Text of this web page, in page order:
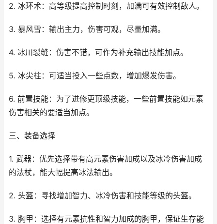
2. 冰环术：高等级提高控制时刻，加满可有效控制敌人。
3. 暴风雪：输出主力，伤害可观，尽量加满。
4. 冰川裂缝：伤害不错，可作为补充输出技能加点。
5. 冰尖柱：可适当投入一些点数，增加爆发伤害。
6. 前置技能：为了进修更顶级技能，一些前置技能如元素
伤害相关的要适当加点。
三、装备选择
1. 武器：优先选择带有高元素伤害加成以及冰冷伤害加成
的法杖，能大幅提高冰法输出。
2. 头盔：寻找增加智力、冰冷伤害和技能等级的头盔。
3. 胸甲：选择有元素抗性和智力加成的胸甲，保证生存能